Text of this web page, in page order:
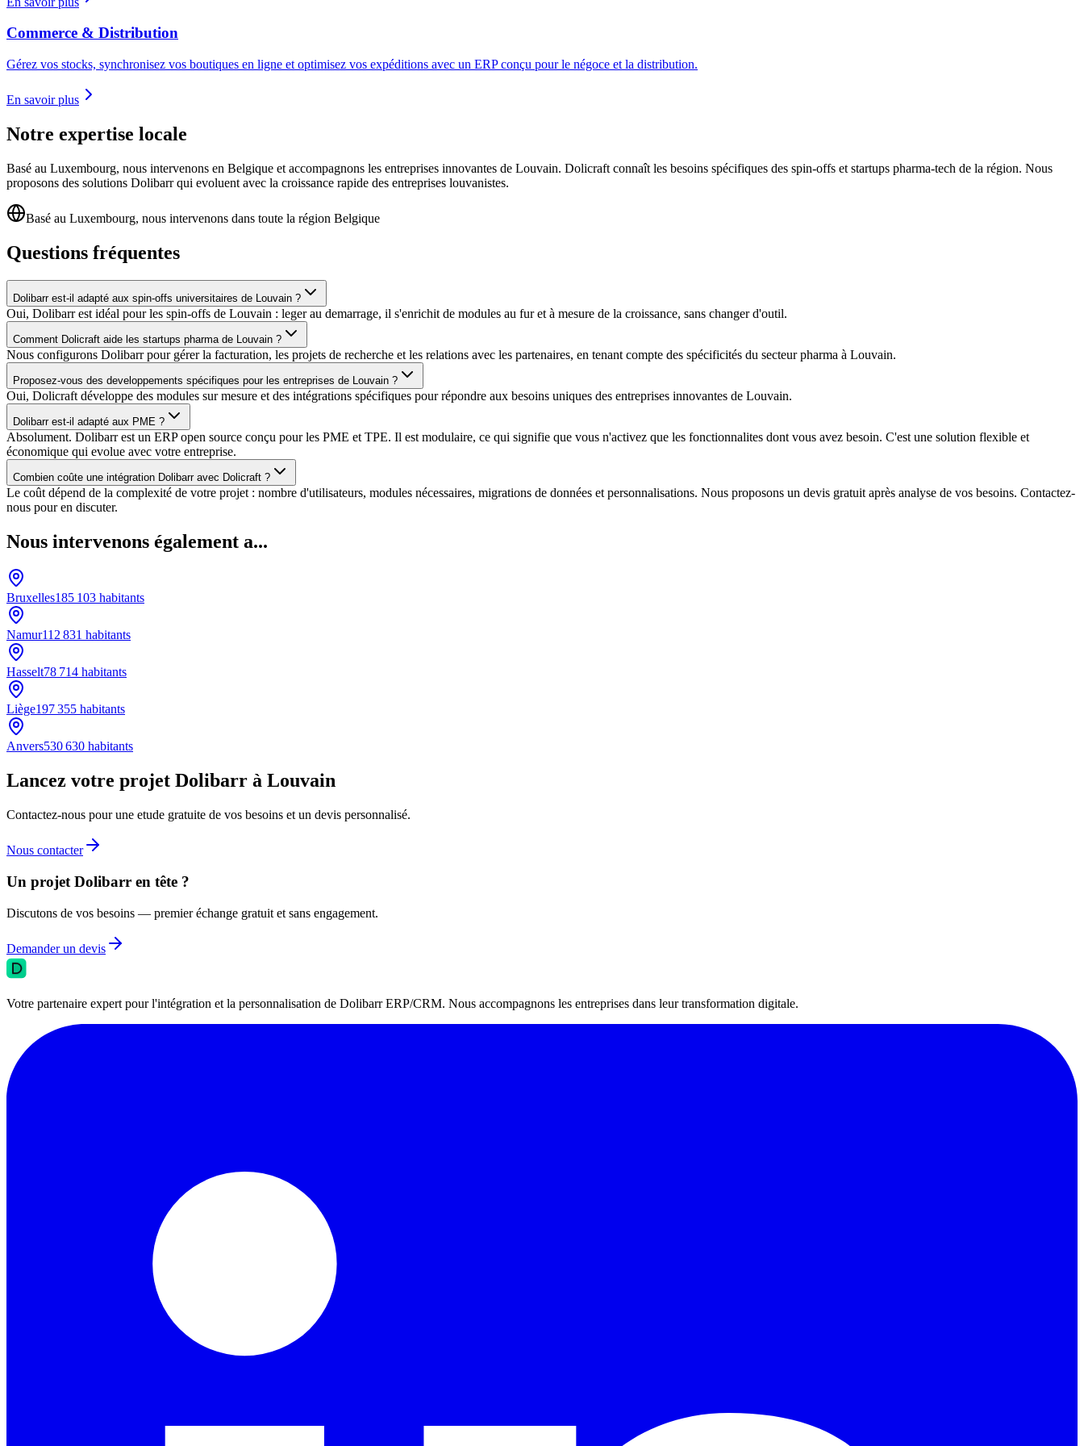
Commerce & Distribution
Gérez vos stocks, synchronisez vos boutiques en ligne et optimisez vos expéditions avec un ERP conçu pour le négoce et la distribution.
En savoir plus
Notre expertise locale
Basé au Luxembourg, nous intervenons en Belgique et accompagnons les entreprises innovantes de Louvain. Dolicraft connaît les besoins spécifiques des spin-offs et startups pharma-tech de la région. Nous
proposons des solutions Dolibarr qui evoluent avec la croissance rapide des entreprises louvanistes.
Basé au Luxembourg, nous intervenons dans toute la région Belgique
Questions fréquentes
Dolibarr est-il adapté aux spin-offs universitaires de Louvain ?
Oui, Dolibarr est idéal pour les spin-offs de Louvain : leger au demarrage, il s'enrichit de modules au fur et à mesure de la croissance, sans changer d'outil.
Comment Dolicraft aide les startups pharma de Louvain ?
Nous configurons Dolibarr pour gérer la facturation, les projets de recherche et les relations avec les partenaires, en tenant compte des spécificités du secteur pharma à Louvain.
Proposez-vous des developpements spécifiques pour les entreprises de Louvain ?
Oui, Dolicraft développe des modules sur mesure et des intégrations spécifiques pour répondre aux besoins uniques des entreprises innovantes de Louvain.
Dolibarr est-il adapté aux PME ?
Absolument. Dolibarr est un ERP open source conçu pour les PME et TPE. Il est modulaire, ce qui signifie que vous n'activez que les fonctionnalites dont vous avez besoin. C'est une solution flexible et
économique qui evolue avec votre entreprise.
Combien coûte une intégration Dolibarr avec Dolicraft ?
Le coût dépend de la complexité de votre projet : nombre d'utilisateurs, modules nécessaires, migrations de données et personnalisations. Nous proposons un devis gratuit après analyse de vos besoins. Contactez-
nous pour en discuter.
Nous intervenons également a...
Bruxelles185 103 habitants
Namur112 831 habitants
Hasselt78 714 habitants
Liège197 355 habitants
Anvers530 630 habitants
Lancez votre projet Dolibarr à Louvain
Contactez-nous pour une etude gratuite de vos besoins et un devis personnalisé.
Nous contacter
Un projet Dolibarr en tête ?
Discutons de vos besoins — premier échange gratuit et sans engagement.
Demander un devis
Votre partenaire expert pour l'intégration et la personnalisation de Dolibarr ERP/CRM. Nous accompagnons les entreprises dans leur transformation digitale.